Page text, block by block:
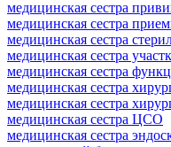
медицинская сестра
медицинская сестра
медицинская сестра
медицинская сестра
медицинская сестра
медицинская сестра
медицинская сестра
медицинская сестра ЦСО
медицинская сестра